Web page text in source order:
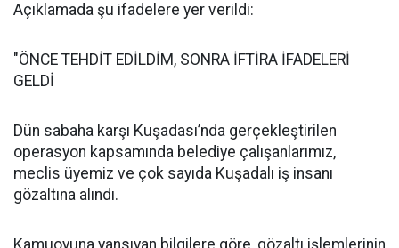
Açıklamada şu ifadelere yer verildi:
"ÖNCE TEHDİT EDİLDİM, SONRA İFTİRA İFADELERİ
GELDİ
Dün sabaha karşı Kuşadası’nda gerçekleştirilen
operasyon kapsamında belediye çalışanlarımız,
meclis üyemiz ve çok sayıda Kuşadalı iş insanı
gözaltına alındı.
Kamuoyuna yansıyan bilgilere göre, gözaltı işlemlerinin